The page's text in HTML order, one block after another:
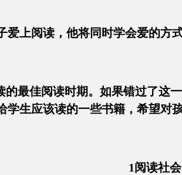
爱上阅读，他将同时学会爱的方
的最佳阅读时期。如果错过了这
学生应该读的一些书籍，希望对
1阅读社会